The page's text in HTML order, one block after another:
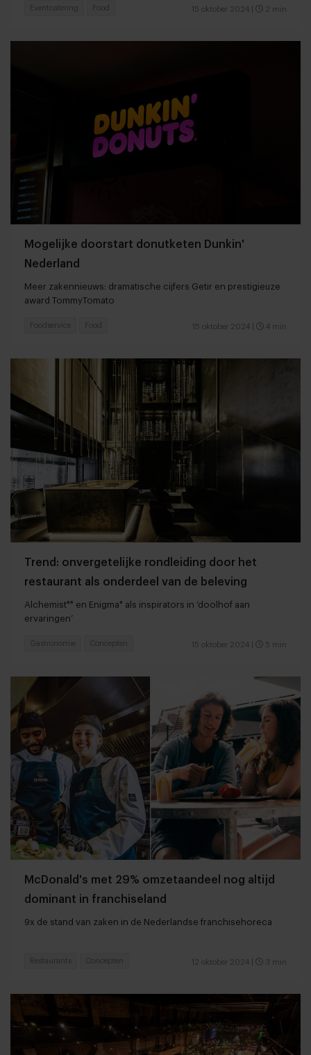
15 oktober 2024 2 min
Eventcatering Food
Mogelijke doorstart donutketen Dunkin'
Nederland
Meer zakennieuws: dramatische cijfers Getir en prestigieuze
award TommyTomato
15 oktober 2024 4 min
Foodservice Food
Trend: onvergetelijke rondleiding door het
restaurant als onderdeel van de beleving
Alchemist** en Enigma* als inspirators in ‘doolhof aan
ervaringen’
15 oktober 2024 5 min
Gastronomie Concepten
McDonald's met 29% omzetaandeel nog altijd
dominant in franchiseland
9x de stand van zaken in de Nederlandse franchisehoreca
12 oktober 2024 3 min
Restaurants Concepten